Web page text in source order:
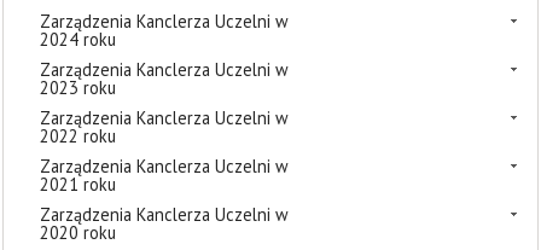
Zarządzenia Kanclerza Uczelni w
2024 roku
Zarządzenia Kanclerza Uczelni w
2023 roku
Zarządzenia Kanclerza Uczelni w
2022 roku
Zarządzenia Kanclerza Uczelni w
2021 roku
Zarządzenia Kanclerza Uczelni w
2020 roku